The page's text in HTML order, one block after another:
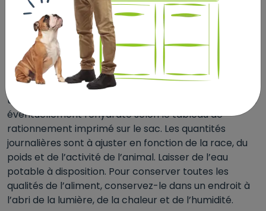
Enterococcus faecium (4b1707) (Probiotiques) 1x109
UFC. Liants : Bentonite 9,5 g. Protéine brute 27.
Matières grasses brutes 9. Cellulose brute 7. Matières
minérales 7. Calcium 1,1. Phosphore 0,8. Oméga 6 1,5.
Oméga 3 0,8. Energie métabolisable 3210 kcal/kg.
Servir progressivement l’aliment en ménageant une
transition avec l’alimentation précédente, tel quel, ou
éventuellement réhydraté selon le tableau de
rationnement imprimé sur le sac. Les quantités
journalières sont à ajuster en fonction de la race, du
poids et de l’activité de l’animal. Laisser de l’eau
potable à disposition. Pour conserver toutes les
qualités de l’aliment, conservez-le dans un endroit à
l’abri de la lumière, de la chaleur et de l’humidité.